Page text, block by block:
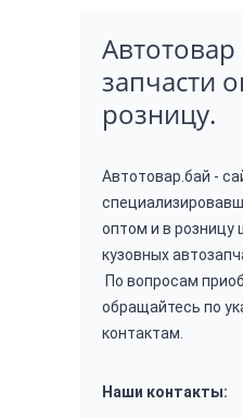
запчасти
розницу.
Автотовар.бай -
оптом и в розницу
кузовных
обращайтесь по
контактам.
Наши контакты: